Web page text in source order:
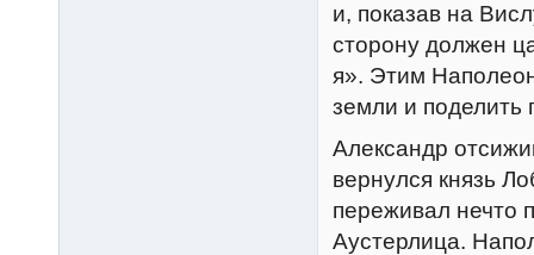
и, показав на
сторону должен
я». Этим
земли и поделить
Александр
вернулся князь
переживал нечто
Аустерлица.